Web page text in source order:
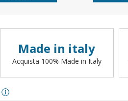
Made in italy
Acquista 100% Made in Italy